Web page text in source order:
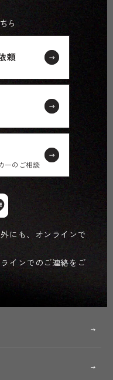
ら
頼
ーのご相談
にも、オンラインで
インでのご連絡をご